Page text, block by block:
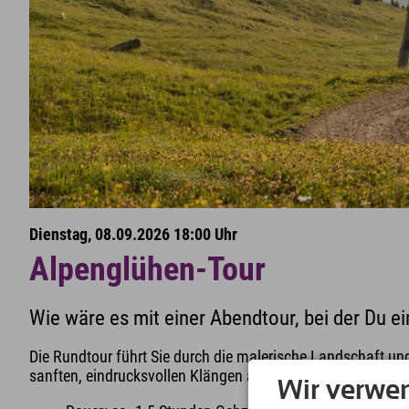
Dienstag, 08.09.2026 18:00 Uhr
Alpenglühen-Tour
Wie wäre es mit einer Abendtour, bei der Du
Die Rundtour führt Sie durch die malerische Landschaft
sanften, eindrucksvollen Klängen ausklingen und
Wir